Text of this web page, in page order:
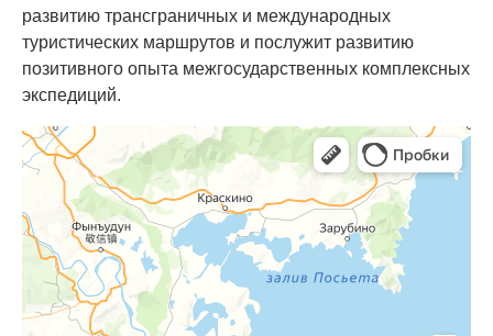
развитию трансграничных и международных
туристических маршрутов и послужит развитию
позитивного опыта межгосударственных комплексных
экспедиций.